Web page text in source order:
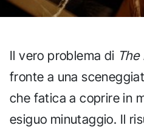
Il vero problema di The
fronte a una
che fatica a coprire in
esiguo minutaggio. Il